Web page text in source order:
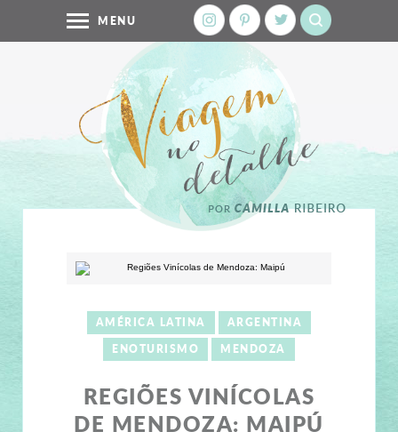
MENU
AMÉRICA LATINA
ARGENTINA
ENOTURISMO
MENDOZA
REGIÕES VINÍCOLAS
DE MENDOZA: MAIPÚ